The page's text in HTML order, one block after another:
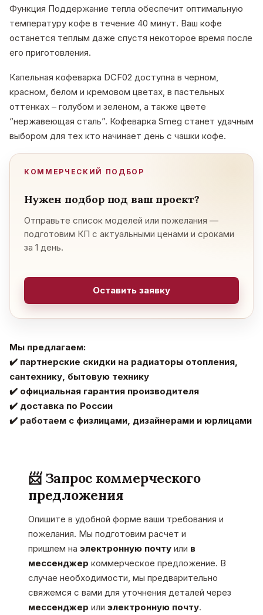
Функция Поддержание тепла обеспечит оптимальную
температуру кофе в течение 40 минут. Ваш кофе
останется теплым даже спустя некоторое время после
его приготовления.
Капельная кофеварка DCF02 доступна в черном,
красном, белом и кремовом цветах, в пастельных
оттенках – голубом и зеленом, а также цвете
“нержавеющая сталь”. Кофеварка Smeg станет удачным
выбором для тех кто начинает день с чашки кофе.
КОММЕРЧЕСКИЙ ПОДБОР
Нужен подбор под ваш проект?
Отправьте список моделей или пожелания —
подготовим КП с актуальными ценами и сроками
за 1 день.
Оставить заявку
Мы предлагаем:
✔️ партнерские скидки на радиаторы отопления,
сантехнику, бытовую технику
✔️ официальная гарантия производителя
✔️ доставка по России
✔️ работаем с физлицами, дизайнерами и юрлицами
📨 Запрос коммерческого
предложения
Опишите в удобной форме ваши требования и
пожелания. Мы подготовим расчет и
пришлем на электронную почту или в
мессенджер коммерческое предложение. В
случае необходимости, мы предварительно
свяжемся с вами для уточнения деталей через
мессенджер или электронную почту.